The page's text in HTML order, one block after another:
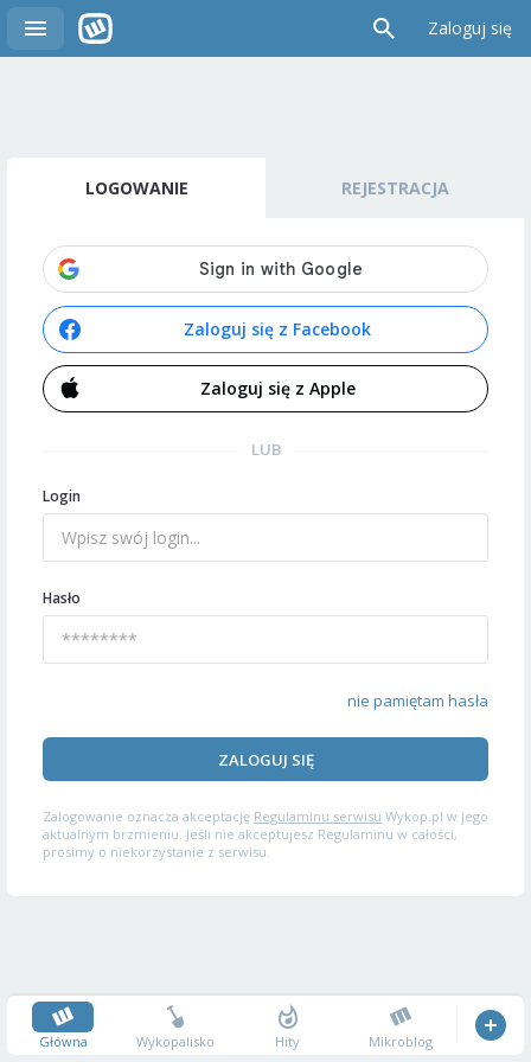
Zaloguj się
LOGOWANIE REJESTRACJA
Zaloguj się z Facebook
Zaloguj się z Apple
LUB
Login
Hasło
nie pamiętam hasła
ZALOGUJ SIĘ
Zalogowanie oznacza akceptację Regulaminu serwisu Wykop.pl w jego
aktualnym brzmieniu. Jeśli nie akceptujesz Regulaminu w całości,
prosimy o niekorzystanie z serwisu.
Główna Wykopalisko Hity Mikroblog